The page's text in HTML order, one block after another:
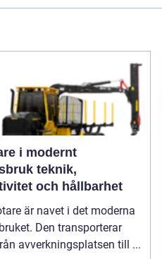
i modernt
teknik,
och hållbarhet
är navet i det moderna
Den transporterar
avverkningsplatsen till ...